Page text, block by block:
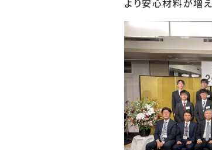
より安心材料が増